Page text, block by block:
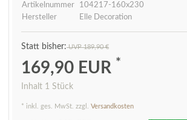
Artikelnummer
104217-160x230
Hersteller
Elle Decoration
UVP 189,90 €
169,90 EUR *
Inhalt 1 Stück
* inkl. ges. MwSt. zzgl. Versandkosten